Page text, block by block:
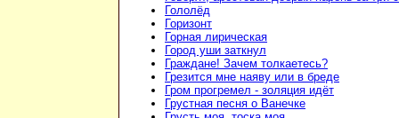
Гололёд
Горизонт
Горная лирическая
Город уши заткнул
Граждане! Зачем толкаетесь?
Грезится мне наяву или в бреде
Гром прогремел - золяция идёт
Грустная песня о Ванечке